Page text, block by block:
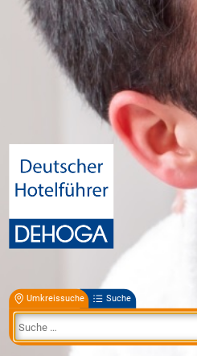
Umkreissuche Suche